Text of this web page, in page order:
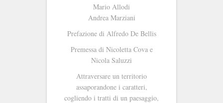
Mario Allodi
Andrea Marziani
Prefazione di Alfredo De Bellis
Premessa di Nicoletta Cova e
Nicola Saluzzi
Attraversare un territorio
assaporandone i caratteri,
cogliendo i tratti di un paesaggio,